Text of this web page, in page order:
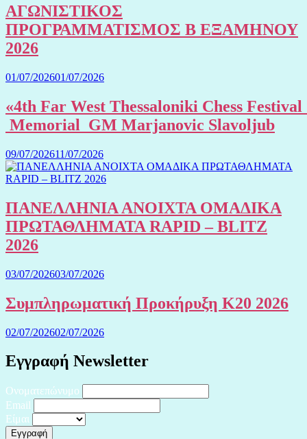
ΑΓΩΝΙΣΤΙΚΟΣ
ΠΡΟΓΡΑΜΜΑΤΙΣΜΟΣ Β ΕΞΑΜΗΝΟΥ
2026
01/07/202601/07/2026
«4th Far West Thessaloniki Chess Festival
Memorial GM Marjanovic Slavoljub
09/07/202611/07/2026
ΠΑΝΕΛΛΗΝΙΑ ΑΝΟΙΧΤΑ ΟΜΑΔΙΚΑ
ΠΡΩΤΑΘΛΗΜΑΤΑ RAPID – BLITZ
2026
03/07/202603/07/2026
Συμπληρωματική Προκήρυξη Κ20 2026
02/07/202602/07/2026
Εγγραφή Newsletter
Ονοματεπώνυμο
Email
Είμαι